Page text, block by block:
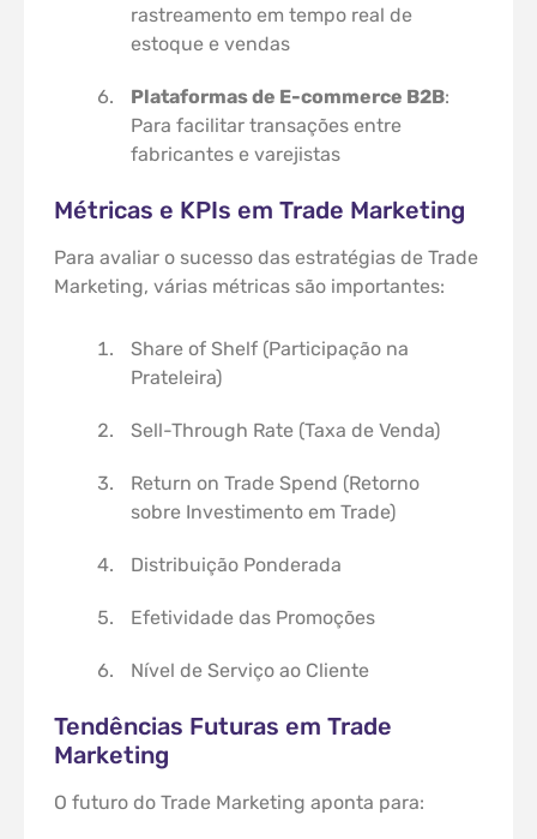
rastreamento em tempo real de
estoque e vendas
Plataformas de E-commerce B2B:
Para facilitar transações entre
fabricantes e varejistas
Métricas e KPIs em Trade Marketing
Para avaliar o sucesso das estratégias de Trade
Marketing, várias métricas são importantes:
Share of Shelf (Participação na
Prateleira)
Sell-Through Rate (Taxa de Venda)
Return on Trade Spend (Retorno
sobre Investimento em Trade)
Distribuição Ponderada
Efetividade das Promoções
Nível de Serviço ao Cliente
Tendências Futuras em Trade
Marketing
O futuro do Trade Marketing aponta para: